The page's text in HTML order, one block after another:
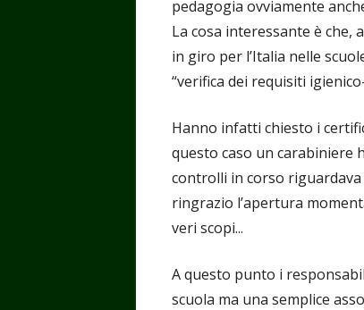
pedagogia ovviamente
La cosa interessante è che,
in giro per l’Italia nelle
“verifica dei requisiti
Hanno infatti chiesto i
questo caso un carabiniere
controlli in corso
ringrazio l’apertura
veri scopi...
A questo punto i
scuola ma una semplice